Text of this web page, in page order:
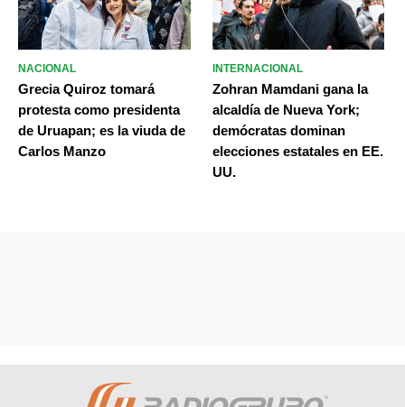
NACIONAL
Grecia Quiroz tomará
protesta como presidenta
de Uruapan; es la viuda de
Carlos Manzo
INTERNACIONAL
Zohran Mamdani gana la
alcaldía de Nueva York;
demócratas dominan
elecciones estatales en EE.
UU.